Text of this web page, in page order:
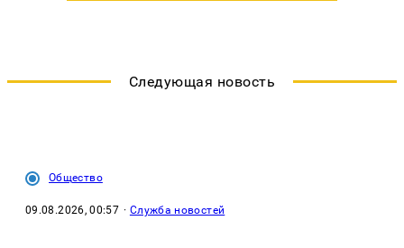
Следующая новость
Общество
09.08.2026, 00:57 · Служба новостей